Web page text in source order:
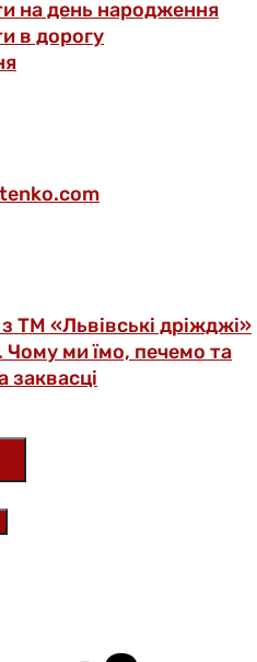
на день народження
в дорогу
ТМ «Львівські дріжджі»
Чому ми їмо, печемо та
заквасці